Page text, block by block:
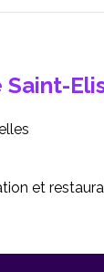
Saint-
et